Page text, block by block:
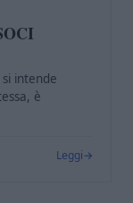
intende
è
Leggi